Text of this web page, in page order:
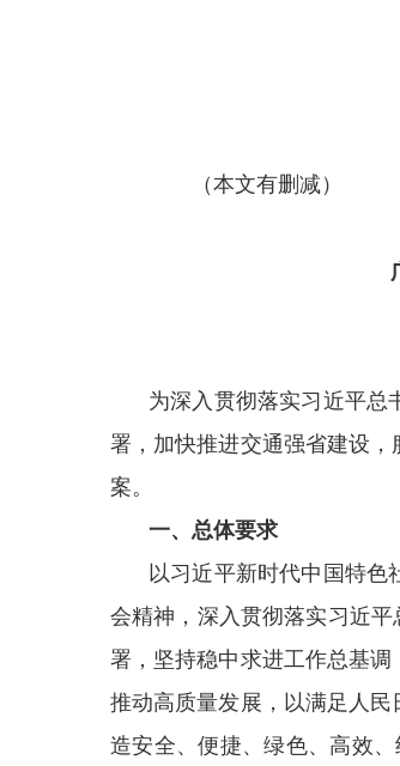
（本文有删减）
为深入贯彻落实习近平总
署，加快推进交通强省建设
案。
一、总体要求
以习近平新时代中国特
会精神，深入贯彻落实习近平
署，坚持稳中求进工作总基
推动高质量发展，以满足人
造安全、便捷、绿色、高效